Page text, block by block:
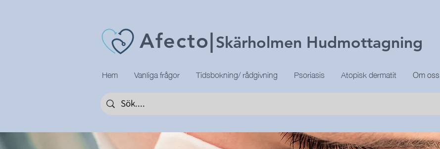
Afecto|Skärholmen Hudmottagning
Hem Vanliga frågor Tidsbokning/ rådgivning Psoriasis Atopisk dermatit Om oss